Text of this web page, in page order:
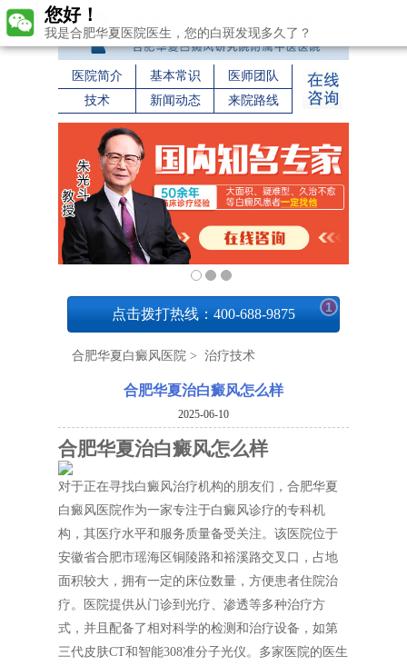
医院简介 基本常识
医师团队
技术
新闻动态 来院路线
点击拨打热线：400-688-9875 1
合肥华夏白癜风医院 > 治疗技术
合肥华夏治白癜风怎么样
2025-06-10
合肥华夏治白癜风怎么样
对于正在寻找白癜风治疗机构的朋友们，合肥华夏
白癜风医院作为一家专注于白癜风诊疗的专科机
构，其医疗水平和服务质量备受关注。该医院位于
安徽省合肥市瑶海区铜陵路和裕溪路交叉口，占地
面积较大，拥有一定的床位数量，方便患者住院治
疗。医院提供从门诊到光疗、渗透等多种治疗方
式，并且配备了相对科学的检测和治疗设备，如第
三代皮肤CT和智能308准分子光仪。多家医院的医生
您好！
我是合肥华夏医院医生，您的白斑发现多久了？